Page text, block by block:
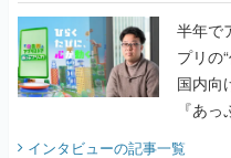
半年でア
プリの
国内向
『あ
てみた
インタビューの記事一覧